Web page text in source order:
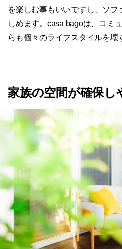
を楽しむ事もいいですし、ソ
しめます。casa bagoは、コミ
らも個々のライフスタイルを壊
家族の空間が確保